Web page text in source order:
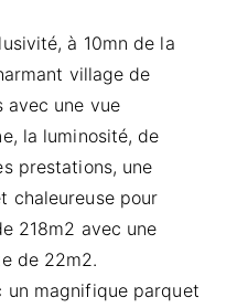
à 10mn de la
village de
avec une vue
la luminosité, de
prestations, une
chaleureuse pour
218m2 avec une
de 22m2.
un magnifique parquet